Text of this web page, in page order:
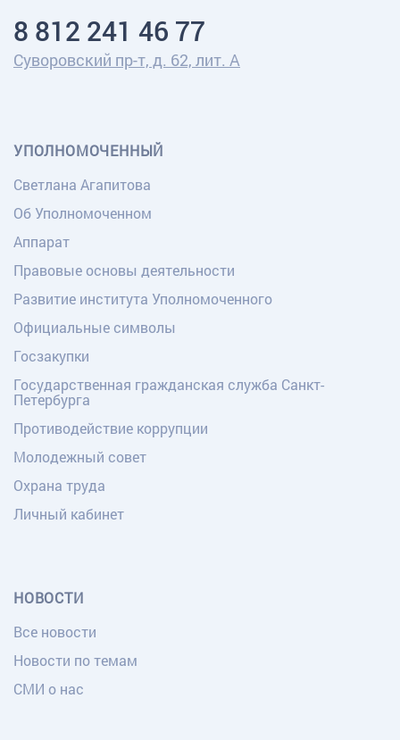
8 812 241 46 77
Суворовский пр-т, д. 62, лит. А
УПОЛНОМОЧЕННЫЙ
Светлана Агапитова
Об Уполномоченном
Аппарат
Правовые основы деятельности
Развитие института Уполномоченного
Официальные символы
Госзакупки
Государственная гражданская служба Санкт-
Петербурга
Противодействие коррупции
Молодежный совет
Охрана труда
Личный кабинет
НОВОСТИ
Все новости
Новости по темам
СМИ о нас